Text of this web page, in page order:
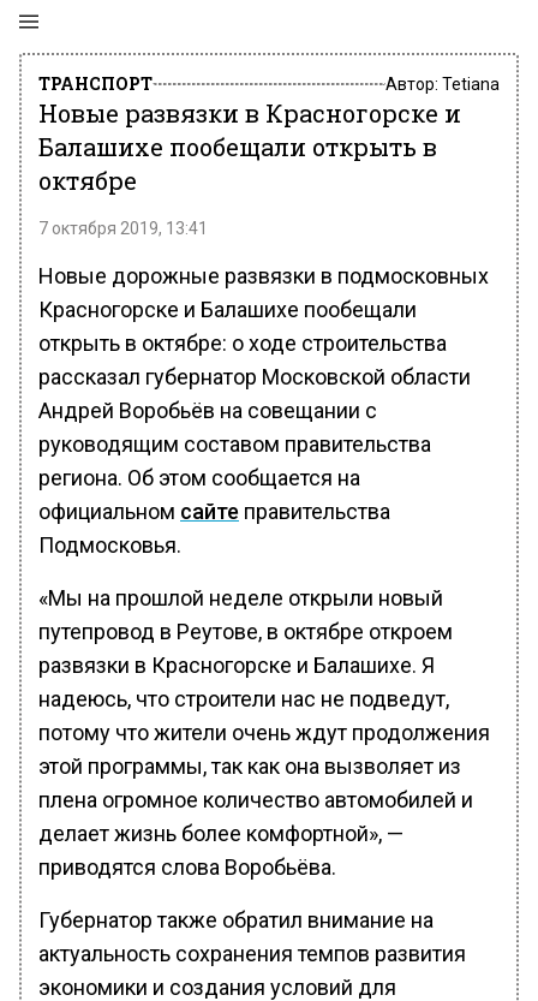
ТРАНСПОРТ Автор: Tetiana
Новые развязки в Красногорске и
Балашихе пообещали открыть в
октябре
7 октября 2019, 13:41
Новые дорожные развязки в подмосковных
Красногорске и Балашихе пообещали
открыть в октябре: о ходе строительства
рассказал губернатор Московской области
Андрей Воробьёв на совещании с
руководящим составом правительства
региона. Об этом сообщается на
официальном сайте правительства
Подмосковья.
«Мы на прошлой неделе открыли новый
путепровод в Реутове, в октябре откроем
развязки в Красногорске и Балашихе. Я
надеюсь, что строители нас не подведут,
потому что жители очень ждут продолжения
этой программы, так как она вызволяет из
плена огромное количество автомобилей и
делает жизнь более комфортной», —
приводятся слова Воробьёва.
Губернатор также обратил внимание на
актуальность сохранения темпов развития
экономики и создания условий для